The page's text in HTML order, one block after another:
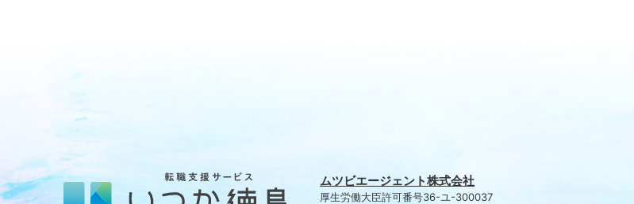
ムツビエージェント株式会社
厚生労働大臣許可番号36-ユ-300037